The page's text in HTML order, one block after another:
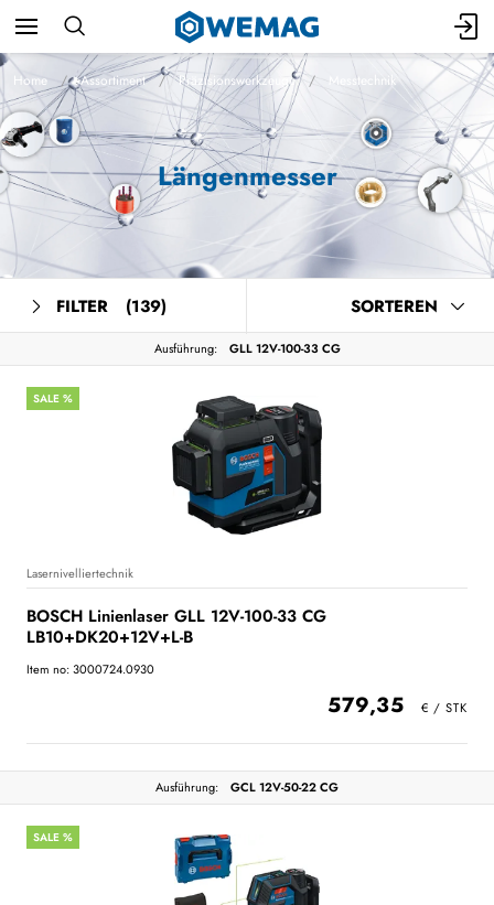
Home Assortiment Präzisionswerkzeuge Messtechnik
Längenmesser
FILTER (139) SORTEREN
Ausführung: GLL 12V-100-33 CG
SALE %
Lasernivelliertechnik
BOSCH Linienlaser GLL 12V-100-33 CG
LB10+DK20+12V+L-B
Item no: 3000724.0930
579,35
Ausführung: GCL 12V-50-22 CG
SALE %